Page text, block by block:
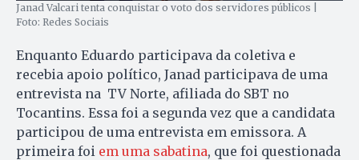
Janad Valcari tenta conquistar o voto dos servidores públicos |
Foto: Redes Sociais
Enquanto Eduardo participava da coletiva e
recebia apoio político, Janad participava de uma
entrevista na TV Norte, afiliada do SBT no
Tocantins. Essa foi a segunda vez que a candidata
participou de uma entrevista em emissora. A
primeira foi em uma sabatina, que foi questionada